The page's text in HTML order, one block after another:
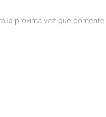
la próxima vez que comente.